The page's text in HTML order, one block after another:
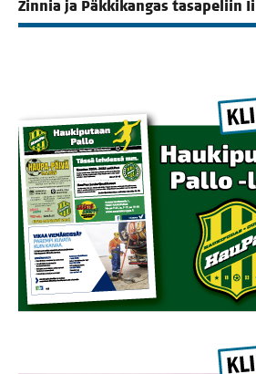
Zin­nia ja Päk­ki­kan­gas tasa­pe­liin